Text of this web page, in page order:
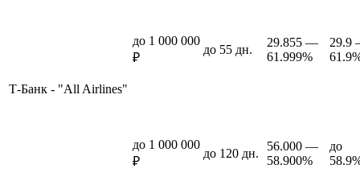
Т-Банк - "All Airlines"
до 1 000 000
₽
до 55 дн.
29.855 —
61.999%
29.9
до 1 000 000
₽
до 120 дн.
56.000 —
58.900%
до